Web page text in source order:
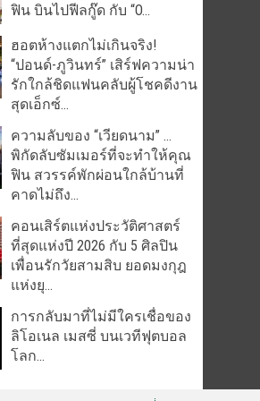
ฟิน บินไปฟีลกู๊ด กับ “O...
ฮอตห้างแตกไม่เกินจริง!
“ปอนด์-ภูวินทร์” เสิร์ฟความน่า
รักใกล้ชิดแฟนคลับผู้โชคดีงาน
สุดเอ็กซ์...
ความลับของ “เวียดนาม” …
พิกัดลับซัมเมอร์ที่จะทำให้คุณ
ฟิน สวรรค์พักผ่อนใกล้บ้านที่
คาดไม่ถึง...
คอนเสิร์ตแห่งประวัติศาสตร์
ที่สุดแห่งปี 2026 กับ 5 ศิลปิน
เพื่อนรักวัยสามสิบ ยอดมงกุฎ
แห่งยุ...
การกลับมาที่ไม่มีใครเชื่อของ
ลิโอเนล เมสซี่ บนเวทีฟุตบอล
โลก...